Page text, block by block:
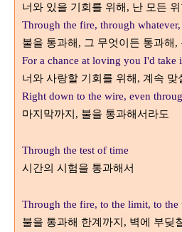
너와 있을 기회를 위해, 난 모든
Through the fire, through
불을 통과해, 그 무엇이든 통과해,
For a chance at loving you I'd take
너와 사랑할 기회를 위해, 계속 맞
Right down to the wire, even
마지막까지, 불을 통과해서라도
Through the test of time
시간의 시험을 통과해서
Through the fire, to the limit, to the
불을 통과해 한계까지, 벽에 부딪